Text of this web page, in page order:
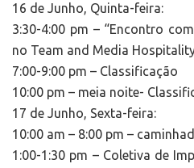
16 de Junho, Quinta-feira:
3:30-4:00 pm – “Encontro
no Team and Media
7:00-9:00 pm – Classificação
10:00 pm – meia noite-
17 de Junho, Sexta-feira:
10:00 am – 8:00 pm –
1:00-1:30 pm – Coletiva de